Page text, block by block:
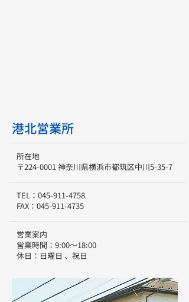
港北営業所
所在地
〒224-0001 神奈川県横浜市都筑区中川5-35-7
TEL： 045-911-4758
FAX： 045-911-4735
営業案内
営業時間：9:00～18:00
休日：日曜日 、祝日